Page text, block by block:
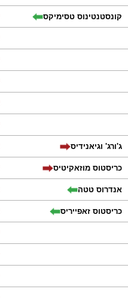
קונסטנטינוס טסימיקס
ג'ורג' וגיאנידיס
כריסטוס מוזאקיטיס
אנדרוס טטה
כריסטוס זאפייריס